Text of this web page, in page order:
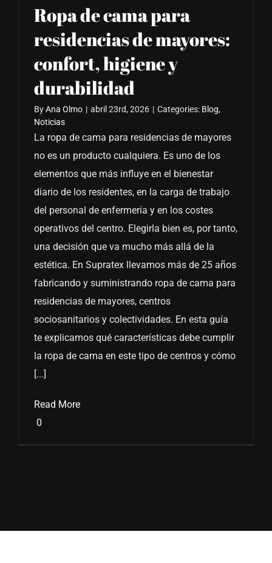
Ropa de cama para
residencias de mayores:
confort, higiene y
durabilidad
ByAna Olmo | abril 23rd, 2026 | Categories: Blog,
Noticias
La ropa de cama para residencias de mayores
no es un producto cualquiera. Es uno de los
elementos que más influye en el bienestar
diario de los residentes, en la carga de trabajo
del personal de enfermería y en los costes
operativos del centro. Elegirla bien es, por tanto,
una decisión que va mucho más allá de la
estética. En Supratex llevamos más de 25 años
fabricando y suministrando ropa de cama para
residencias de mayores, centros
sociosanitarios y colectividades. En esta guía
te explicamos qué características debe cumplir
la ropa de cama en este tipo de centros y cómo
[...]
Read More
0